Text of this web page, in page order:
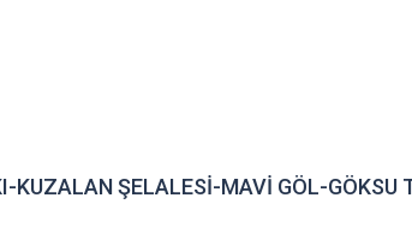
KUZALAN ŞELALESİ-MAVİ GÖL-